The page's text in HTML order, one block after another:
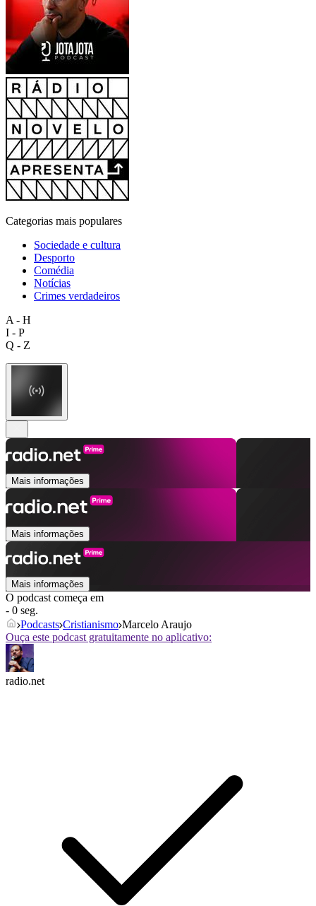
Categorias mais populares
Sociedade e cultura
Desporto
Comédia
Notícias
Crimes verdadeiros
A - H
I - P
Q - Z
Mais informações
Mais informações
Mais informações
O podcast começa em
- 0 seg.
Podcasts Cristianismo Marcelo Araujo
Ouça este podcast gratuitamente no aplicativo:
radio.net